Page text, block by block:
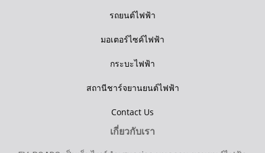
รถยนต์ไฟฟ้า
มอเตอร์ไซค์ไฟฟ้า
กระบะไฟฟ้า
สถานีชาร์จยานยนต์ไฟฟ้า
Contact Us
เกี่ยวกับเรา